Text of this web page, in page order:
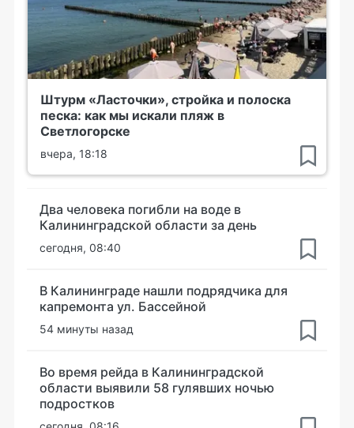
Штурм «Ласточки», стройка и полоска
песка: как мы искали пляж в
Светлогорске
вчера, 18:18
Два человека погибли на воде в
Калининградской области за день
сегодня, 08:40
В Калининграде нашли подрядчика для
капремонта ул. Бассейной
54 минуты назад
Во время рейда в Калининградской
области выявили 58 гулявших ночью
подростков